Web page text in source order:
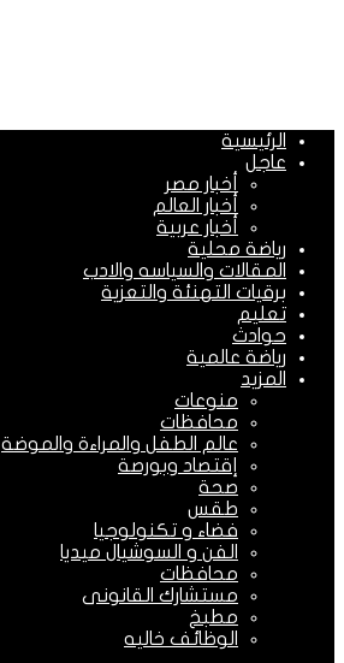
الرئيسية
عاجل
أخبار مصر
أخبار العالم
أخبار عربية
رياضة محلية
المقالات والسياسه والادب
برقيات التهنئة والتعزية
تعليم
حوادث
رياضة عالمية
المزيد
منوعات
محافظات
عالم الطفل والمراءة والموضة
إقتصاد وبورصة
صحة
طقس
فضاء و تكنولوجيا
الفن و السوشيال ميديا
محافظات
مستشارك القانونى
مطبخ
الوظائف خاليه